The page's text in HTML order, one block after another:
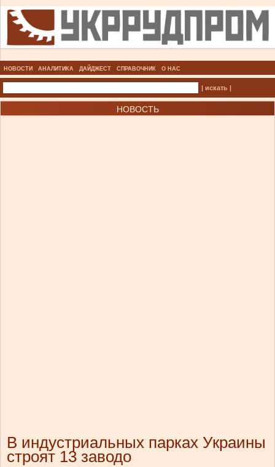
НОВОСТИ АНАЛИТИКА ДАЙДЖЕСТ СПРАВОЧНИК О НАС
| искать |
НОВОСТЬ
В индустриальных парках Украины
строят 13 заводо